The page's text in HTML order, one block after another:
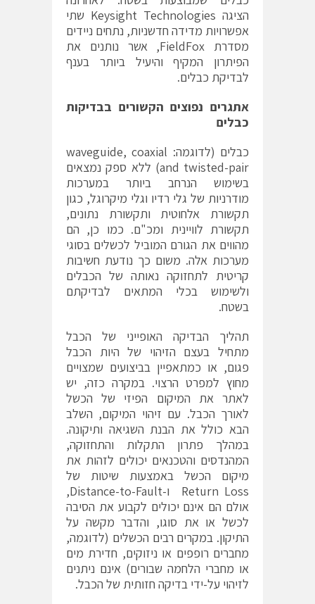
הציגה Keysight Technologies שתי
אפשרויות מדידה חדשניות, נתחים ניידים
מסדרת FieldFox, אשר נותנים את
הפיתרון המקיף והיעיל ביותר בענף
לבדיקת כבלים.
אתגרים נפוצים הקשורים בבדיקות
כבלים
כבלים (לדוגמה: waveguide, coaxial
and twisted-pair) ללא ספק נמצאים
בשימוש הנרחב ביותר במערכות
מודרניות של גלי רדיו וגלי מיקרוגל, כגון
תקשורת אלחוטית ותקשורת נתונים,
תקשורת לוויינית ומכ"ם. כמו כן, הם
מהווים את הגורם המוביל לכשלים בסוגי
מערכות אלה. משום כך נודעת חשיבות
קריטית לתחזוקה נאותה של הכבלים
ולשימוש בכלי המתאים לבדיקתם
בשטח.
תהליך הבדיקה האופייני של הכבל
מתחיל בעצם הזיהוי של היות הכבל
פגום, או כמתאפיין בביצועים שמצויים
מחוץ למפרט הרצוי. במקרה כזה, יש
לאתר את המיקום הפיזי של הכשל
לאורך הכבל. עם זיהוי המיקום, השלב
הבא כולל את הבנת השגיאה ותיקונה.
במהלך פתרון התקלות והתחזוקה,
המהנדסים והטכנאים יכולים לזהות את
מיקום הכשל באמצעות שיטות של
Return Loss ו-Distance-to-Fault,
אולם הם אינם יכולים לקבוע את הסיבה
לכשל או את סוגו, והדבר מקשה על
התיקון. במקרים רבים הכשלים (לדוגמה,
מחברים רופפים או ניזוקים, חדירת מים
או מחברי הלחמה שבורים) אינם ניתנים
לזיהוי על-ידי בדיקה חזותית של הכבל.